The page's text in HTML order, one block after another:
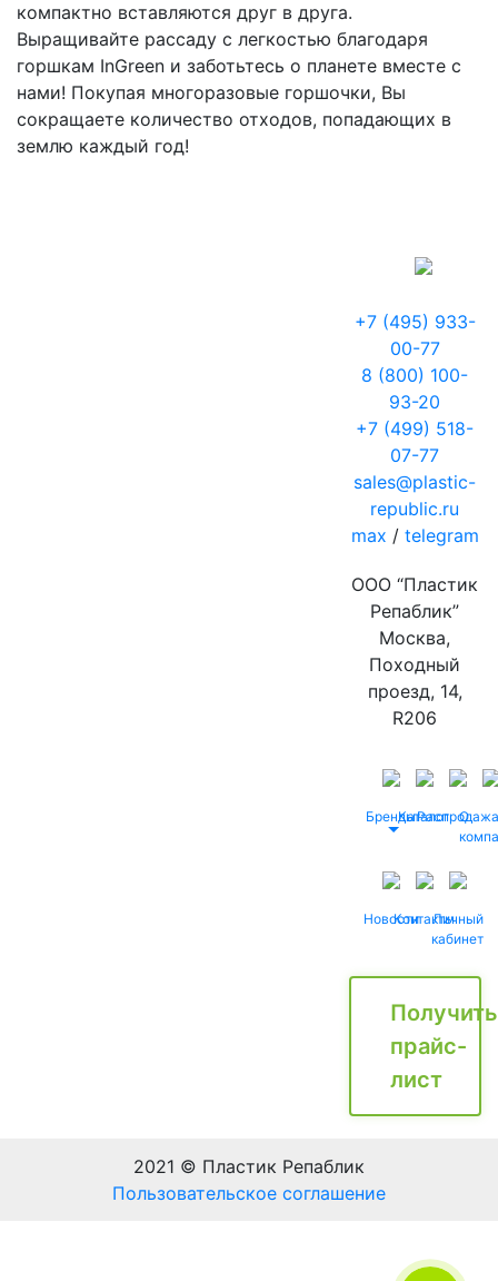
компактно вставляются друг в друга.
Выращивайте рассаду с легкостью благодаря
горшкам InGreen и заботьтесь о планете вместе с
нами! Покупая многоразовые горшочки, Вы
сокращаете количество отходов, попадающих в
землю каждый год!
+7 (495) 933-
00-77
8 (800) 100-
93-20
+7 (499) 518-
07-77
sales@plastic-
republic.ru
max / telegram
ООО “Пластик
Репаблик”
Москва,
Походный
проезд, 14,
R206
БрендыКаталог
Распродажа
О
НовостиКонтактыЛичный
кабинет
Получить
прайс-
лист
2021 © Пластик Репаблик
Пользовательское соглашение